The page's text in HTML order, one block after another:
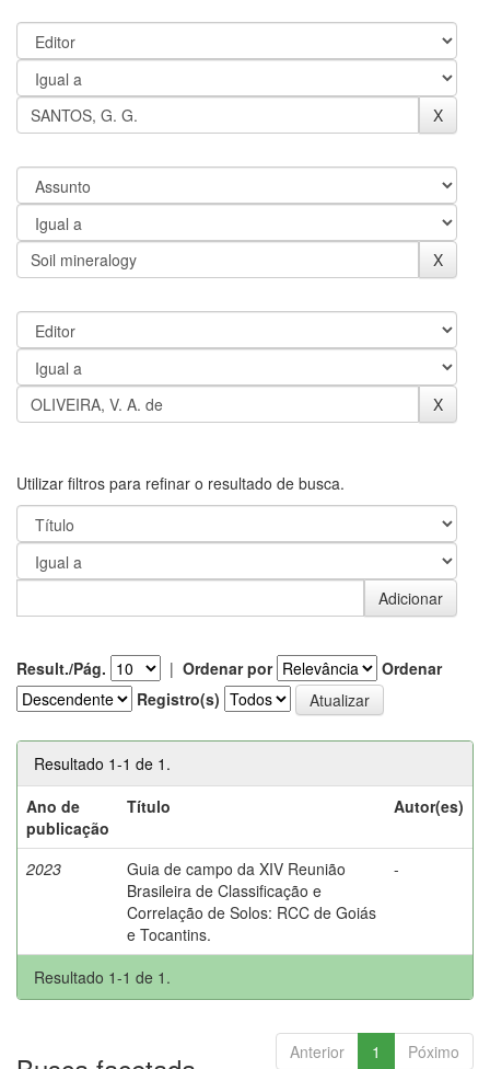
Utilizar filtros para refinar o resultado de busca.
Result./Pág. | Ordenar por
Ordenar
Registro(s)
Resultado 1-1 de 1.
Ano de
publicação
Título Autor(es)
2023
Guia de campo da XIV Reunião
Brasileira de Classificação e
Correlação de Solos: RCC de Goiás
e Tocantins.
-
Resultado 1-1 de 1.
Anterior 1 Póximo